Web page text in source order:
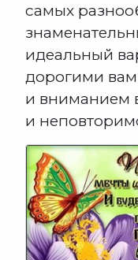
самых
идеальный
дорогими
и вниманием
и